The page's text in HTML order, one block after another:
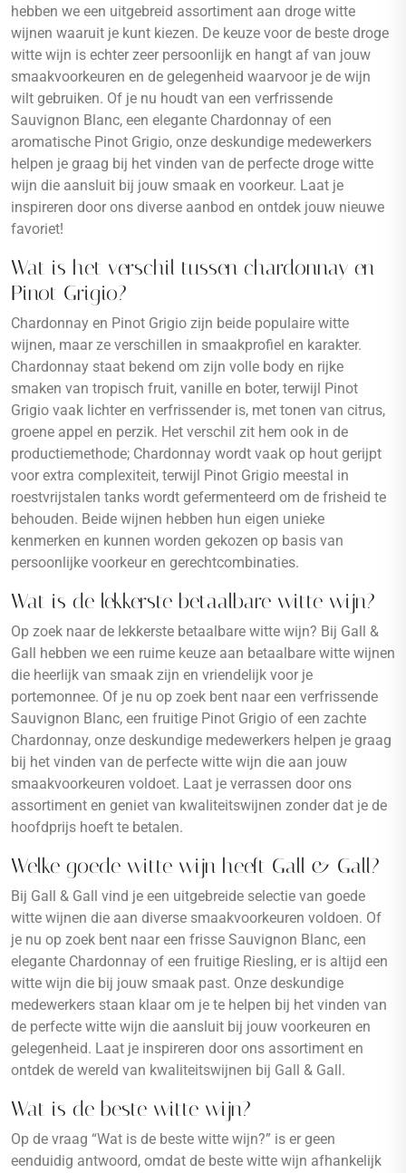
hebben we een uitgebreid assortiment aan droge witte
wijnen waaruit je kunt kiezen. De keuze voor de beste droge
witte wijn is echter zeer persoonlijk en hangt af van jouw
smaakvoorkeuren en de gelegenheid waarvoor je de wijn
wilt gebruiken. Of je nu houdt van een verfrissende
Sauvignon Blanc, een elegante Chardonnay of een
aromatische Pinot Grigio, onze deskundige medewerkers
helpen je graag bij het vinden van de perfecte droge witte
wijn die aansluit bij jouw smaak en voorkeur. Laat je
inspireren door ons diverse aanbod en ontdek jouw nieuwe
favoriet!
Wat is het verschil tussen chardonnay en
Pinot Grigio?
Chardonnay en Pinot Grigio zijn beide populaire witte
wijnen, maar ze verschillen in smaakprofiel en karakter.
Chardonnay staat bekend om zijn volle body en rijke
smaken van tropisch fruit, vanille en boter, terwijl Pinot
Grigio vaak lichter en verfrissender is, met tonen van citrus,
groene appel en perzik. Het verschil zit hem ook in de
productiemethode; Chardonnay wordt vaak op hout gerijpt
voor extra complexiteit, terwijl Pinot Grigio meestal in
roestvrijstalen tanks wordt gefermenteerd om de frisheid te
behouden. Beide wijnen hebben hun eigen unieke
kenmerken en kunnen worden gekozen op basis van
persoonlijke voorkeur en gerechtcombinaties.
Wat is de lekkerste betaalbare witte wijn?
Op zoek naar de lekkerste betaalbare witte wijn? Bij Gall &
Gall hebben we een ruime keuze aan betaalbare witte wijnen
die heerlijk van smaak zijn en vriendelijk voor je
portemonnee. Of je nu op zoek bent naar een verfrissende
Sauvignon Blanc, een fruitige Pinot Grigio of een zachte
Chardonnay, onze deskundige medewerkers helpen je graag
bij het vinden van de perfecte witte wijn die aan jouw
smaakvoorkeuren voldoet. Laat je verrassen door ons
assortiment en geniet van kwaliteitswijnen zonder dat je de
hoofdprijs hoeft te betalen.
Welke goede witte wijn heeft Gall & Gall?
Bij Gall & Gall vind je een uitgebreide selectie van goede
witte wijnen die aan diverse smaakvoorkeuren voldoen. Of
je nu op zoek bent naar een frisse Sauvignon Blanc, een
elegante Chardonnay of een fruitige Riesling, er is altijd een
witte wijn die bij jouw smaak past. Onze deskundige
medewerkers staan klaar om je te helpen bij het vinden van
de perfecte witte wijn die aansluit bij jouw voorkeuren en
gelegenheid. Laat je inspireren door ons assortiment en
ontdek de wereld van kwaliteitswijnen bij Gall & Gall.
Wat is de beste witte wijn?
Op de vraag “Wat is de beste witte wijn?” is er geen
eenduidig antwoord, omdat de beste witte wijn afhankelijk